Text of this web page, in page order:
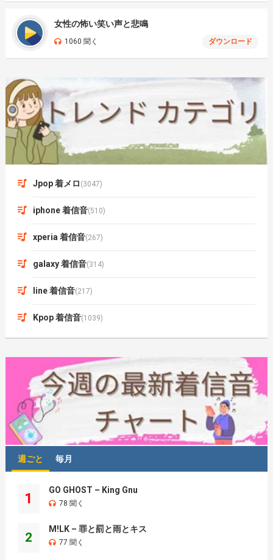
女性の怖い笑い声と悲鳴
1060 聞く ダウンロード
Jpop 着メロ (3047)
iphone 着信音(510)
xperia 着信音(267)
galaxy 着信音(314)
line 着信音(217)
Kpop 着信音(1039)
週ごと 毎月
1
GO GHOST – King Gnu
78 聞く
2
M!LK – 罪と罰と雨とキス
77 聞く